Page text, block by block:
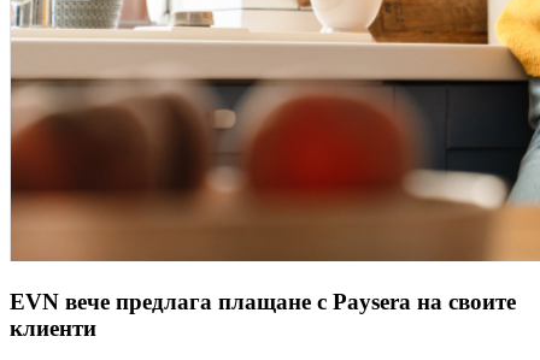
EVN вече предлага плащане с Paysera на своите
клиенти